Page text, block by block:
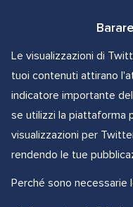
Le visualizzazioni di
tuoi contenuti attirano
indicatore importante
se utilizzi la piattaforma
visualizzazioni per
rendendo le tue
Perché sono necessarie